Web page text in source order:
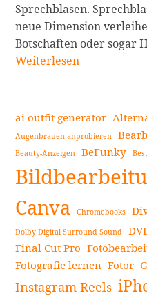
Sprechblasen.
neue Dimension
Botschaften oder sogar
Wie
zu
einfacher
Leitfaden
für
Foto-
Enthusiasten
weiterlesen
Weiterlesen
Seitenleiste
ai outfit generator
Augenbrauen anprobieren
Beauty-Anzeigen BeFunky
Canva Chromebooks
Dolby Digital Surround Sound
Final Cut Pro
Fotografie lernen Fotor
Instagram Reels